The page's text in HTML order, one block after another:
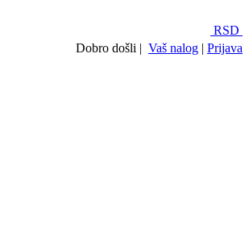
RSD
Dobro došli | Vaš nalog | Prijava